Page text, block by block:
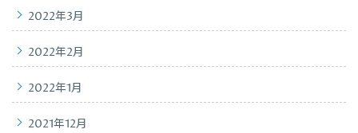
2022年3月
2022年2月
2022年1月
2021年12月